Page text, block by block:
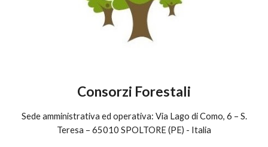
Consorzi Forestali
Sede amministrativa ed operativa: Via Lago di Como, 6 – S.
Teresa – 65010 SPOLTORE (PE) - Italia